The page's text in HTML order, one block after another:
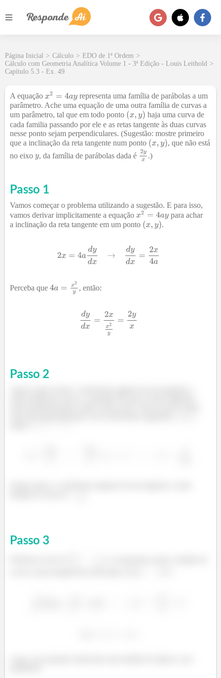
Página Inicial > Cálculo > EDO de 1ª Ordem >
Cálculo com Geometria Analítica Volume 1 - 3ª Edição - Louis Leithold >
Capítulo 5.3 - Ex. 49
A equação
representa uma família de parábolas a um
parâmetro. Ache uma equação de uma outra família de curvas a
um parâmetro, tal que em todo ponto
haja uma curva de
cada familia passando por ele e as retas tangente às duas curvas
nesse ponto sejam perpendiculares. (Sugestão: mostre primeiro
que a inclinação da reta tangente num ponto
, que não está
no eixo
, da família de parábolas dada é .)
Passo 1
Vamos começar o problema utilizando a sugestão. E para isso,
vamos derivar implicitamente a equação
para achar
a inclinação da reta tangente em um ponto
.
Perceba que , então:
Passo 2
Passo 3